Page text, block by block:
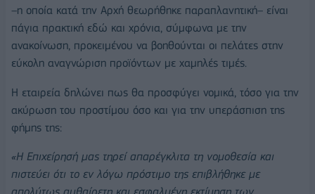
–η οποία κατά την Αρχή θεωρήθηκε παραπλανητική– είναι
πάγια πρακτική εδώ και χρόνια, σύμφωνα με την
ανακοίνωση, προκειμένου να βοηθούνται οι πελάτες στην
εύκολη αναγνώριση προϊόντων με χαμηλές τιμές.
Η εταιρεία δηλώνει πως θα προσφύγει νομικά, τόσο για την
ακύρωση του προστίμου όσο και για την υπεράσπιση της
φήμης της:
«Η Επιχείρησή μας τηρεί απαρέγκλιτα τη νομοθεσία και
πιστεύει ότι το εν λόγω πρόστιμο της επιβλήθηκε με